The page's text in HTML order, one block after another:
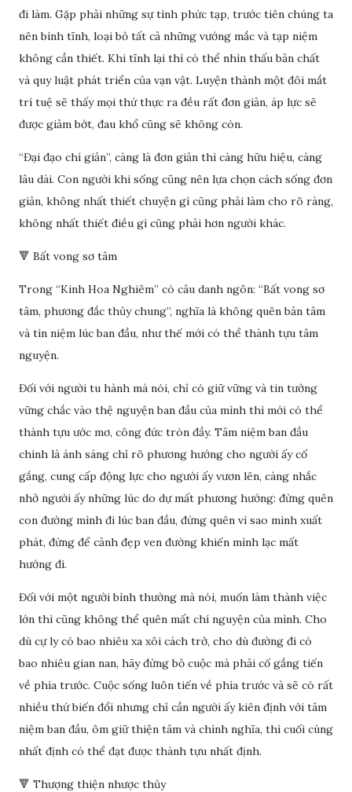
đi làm. Gặp phải những sự tình phức tạp, trước tiên chúng ta
nên bình tĩnh, loại bỏ tất cả những vướng mắc và tạp niệm
không cần thiết. Khi tĩnh lại thì có thể nhìn thấu bản chất
và quy luật phát triển của vạn vật. Luyện thành một đôi mắt
trí tuệ sẽ thấy mọi thứ thực ra đều rất đơn giản, áp lực sẽ
được giảm bớt, đau khổ cũng sẽ không còn.
“Đại đạo chí giản”, càng là đơn giản thì càng hữu hiệu, càng
lâu dài. Con người khi sống cũng nên lựa chọn cách sống đơn
giản, không nhất thiết chuyện gì cũng phải làm cho rõ ràng,
không nhất thiết điều gì cũng phải hơn người khác.
🔻 Bất vong sơ tâm
Trong “Kinh Hoa Nghiêm” có câu danh ngôn: “Bất vong sơ
tâm, phương đắc thủy chung”, nghĩa là không quên bản tâm
và tín niệm lúc ban đầu, như thế mới có thể thành tựu tâm
nguyện.
Đối với người tu hành mà nói, chỉ có giữ vững và tin tưởng
vững chắc vào thệ nguyện ban đầu của mình thì mới có thể
thành tựu ước mơ, công đức tròn đầy. Tâm niệm ban đầu
chính là ánh sáng chỉ rõ phương hướng cho người ấy cố
gắng, cung cấp động lực cho người ấy vươn lên, càng nhắc
nhở người ấy những lúc do dự mất phương hướng: đừng quên
con đường mình đi lúc ban đầu, đừng quên vì sao mình xuất
phát, đừng để cảnh đẹp ven đường khiến mình lạc mất
hướng đi.
Đối với một người bình thường mà nói, muốn làm thành việc
lớn thì cũng không thể quên mất chí nguyện của mình. Cho
dù cự ly có bao nhiêu xa xôi cách trở, cho dù đường đi có
bao nhiêu gian nan, hãy đừng bỏ cuộc mà phải cố gắng tiến
về phía trước. Cuộc sống luôn tiến về phía trước và sẽ có rất
nhiều thứ biến đổi nhưng chỉ cần người ấy kiên định với tâm
niệm ban đầu, ôm giữ thiện tâm và chính nghĩa, thì cuối cùng
nhất định có thể đạt được thành tựu nhất định.
🔻 Thượng thiện nhược thủy